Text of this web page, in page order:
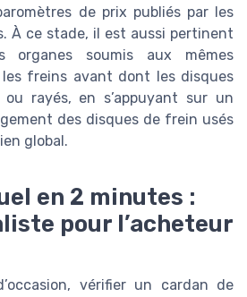
de prix publiés par les
À ce stade, il est aussi pertinent
organes soumis aux mêmes
freins avant dont les disques
rayés, en s’appuyant sur un
des disques de frein usés
global.
en 2 minutes :
pour l’acheteur
vérifier un cardan de